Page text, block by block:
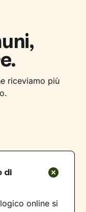
riceviamo più
di
online si